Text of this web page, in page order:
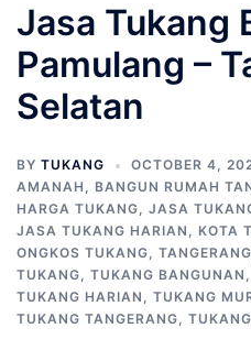
Jasa Tukang
Pamulang –
Selatan
BY TUKANG
OCTOBER 4,
AMANAH , BANGUN RUMAH
HARGA TUKANG, JASA
JASA TUKANG HARIAN , KOTA
ONGKOS TUKANG, TANGERANG
TUKANG, TUKANG BANGUNAN ,
TUKANG HARIAN , TUKANG
TUKANG TANGERANG,